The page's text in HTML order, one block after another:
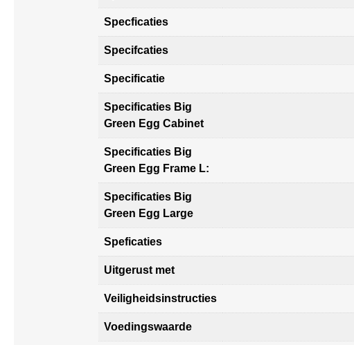
Specficaties
Specifcaties
Specificatie
Specificaties Big
Green Egg Cabinet
Specificaties Big
Green Egg Frame L:
Specificaties Big
Green Egg Large
Speficaties
Uitgerust met
Veiligheidsinstructies
Voedingswaarde